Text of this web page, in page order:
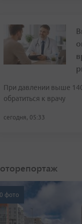
При давлении выше
обратиться к врачу
сегодня, 05:33
фото